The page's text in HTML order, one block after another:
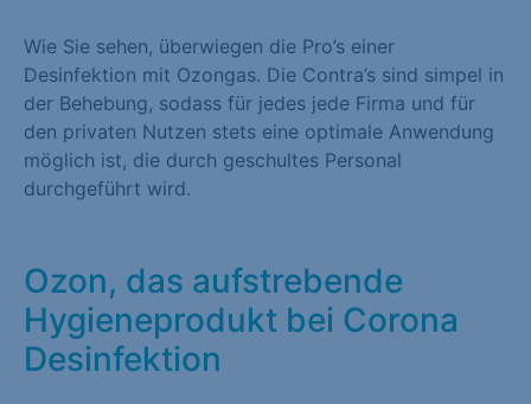
Wie Sie sehen, überwiegen die Pro’s einer
Desinfektion mit Ozongas. Die Contra’s sind simpel in
der Behebung, sodass für jedes jede Firma und für
den privaten Nutzen stets eine optimale Anwendung
möglich ist, die durch geschultes Personal
durchgeführt wird.
Ozon, das aufstrebende
Hygieneprodukt bei Corona
Desinfektion
unsere Website nutzen. Statistik Cookies erfassen Informationen
anonym. Diese Informationen helfen uns zu verstehen, wie
unsere Besucher unsere Website nutzen.
Cookie-Informationen anzeigen
Marketing (1)
dies, indem sie Besucher über Websites hinweg verfolgen.
Cookie-Informationen anzeigen